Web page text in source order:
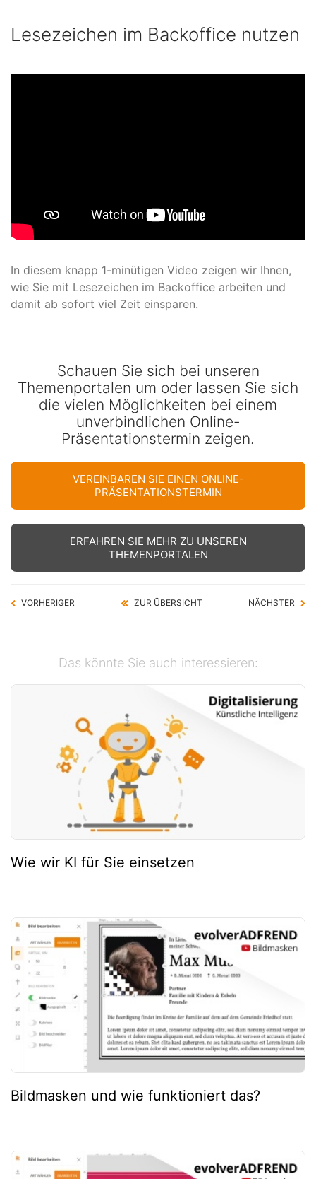
Lesezeichen im Backoffice nutzen
In diesem knapp 1-minütigen Video zeigen wir Ihnen,
wie Sie mit Lesezeichen im Backoffice arbeiten und
damit ab sofort viel Zeit einsparen.
Schauen Sie sich bei unseren
Themenportalen um oder lassen Sie sich
die vielen Möglichkeiten bei einem
unverbindlichen Online-
Präsentationstermin zeigen.
VEREINBAREN SIE EINEN ONLINE-
PRÄSENTATIONSTERMIN
ERFAHREN SIE MEHR ZU UNSEREN
THEMENPORTALEN
VORHERIGER ZUR ÜBERSICHT NÄCHSTER
Das könnte Sie auch interessieren:
Wie wir KI für Sie einsetzen
Bildmasken und wie funktioniert das?